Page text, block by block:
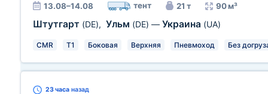
13.08–14.08 тент 21 т 90 м³
Штутгарт (DE), Ульм (DE) — Украина (UA)
CMR T1 Боковая Верхняя Пневмоход Без
23 часа назад